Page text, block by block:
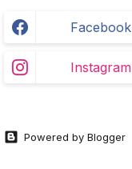
Facebook
Instagram
Powered by Blogger